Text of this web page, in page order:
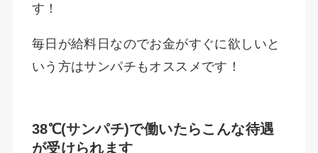
す！
毎日が給料日なのでお金がすぐに欲しいと
いう方はサンパチもオススメです！
38℃(サンパチ)で働いたらこんな待遇
が受けられます